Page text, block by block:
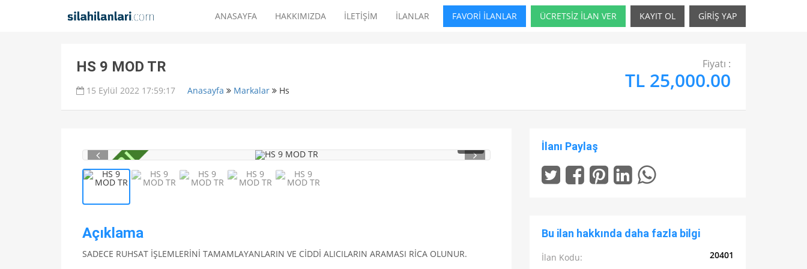
ANASAYFA HAKKIMIZDA İLETİŞİM İLANLAR FAVORİ İLANLAR ÜCRETSİZ İLAN VER KAYIT OL GİRİŞ YAP
HS 9 MOD TR
15 Eylül 2022 17:59:17 Anasayfa Markalar Hs
Fiyatı :
TL 25,000.00
1/ 5
Açıklama
SADECE RUHSAT İŞLEMLERİNİ TAMAMLAYANLARIN VE CİDDİ ALICILARIN ARAMASI RİCA OLUNUR.
İlanı Paylaş
Bu ilan hakkında daha fazla bilgi
İlan Kodu:
20401